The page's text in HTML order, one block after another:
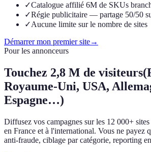
✓Catalogue affilié 6M de SKUs
✓Régie publicitaire — partage 50/50
✓Aucune limite sur le nombre de sites
Démarrer mon premier site→
Pour les annonceurs
Touchez 2,8 M de visiteurs
Royaume-Uni, USA,
Espagne…)
Diffusez vos campagnes sur les 12 000+
en France et à l'international. Vous ne payez
anti-fraude, ciblage par catégorie, reporting